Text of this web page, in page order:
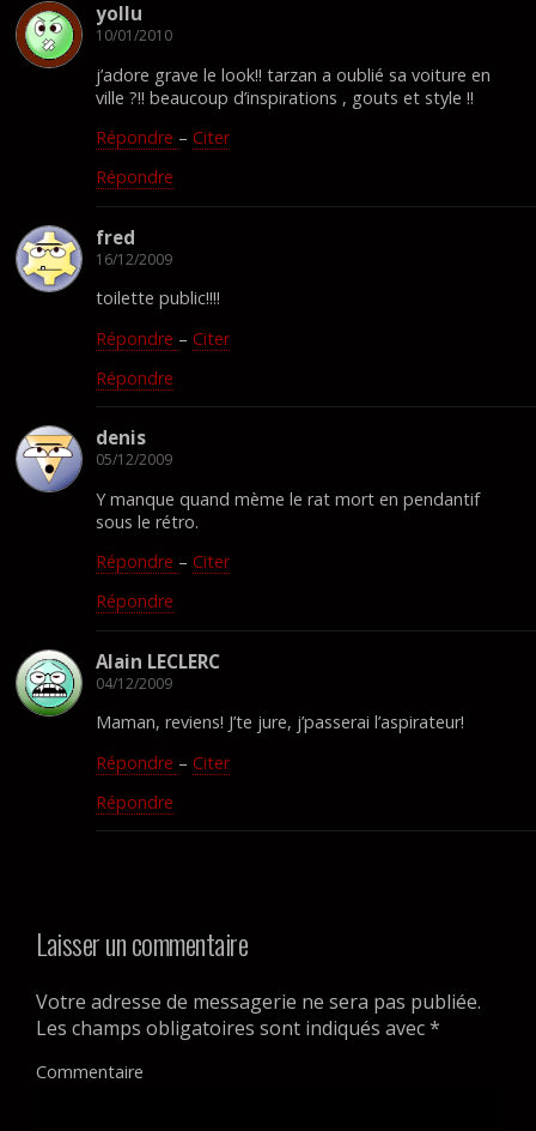
yollu
10/01/2010
j’adore grave le look!! tarzan a oublié sa voiture en
ville ?!! beaucoup d’inspirations , gouts et style !!
Répondre – Citer
Répondre
fred
16/12/2009
toilette public!!!!
Répondre – Citer
Répondre
denis
05/12/2009
Y manque quand mème le rat mort en pendantif
sous le rétro.
Répondre – Citer
Répondre
Alain LECLERC
04/12/2009
Maman, reviens! J’te jure, j’passerai l’aspirateur!
Répondre – Citer
Répondre
Laisser un commentaire
Votre adresse de messagerie ne sera pas publiée.
Les champs obligatoires sont indiqués avec*
Commentaire